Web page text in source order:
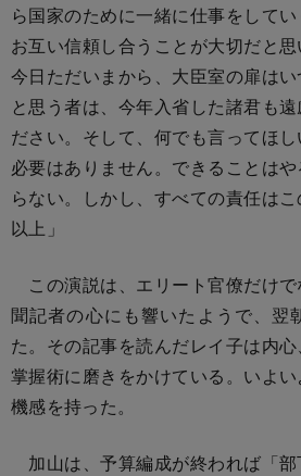
ら国家のために一緒に仕事をしてい
お互い信頼し合うことが大切だと思
今日ただいまから、大臣室の扉は
と思う者は、今年入省した諸君も
ださい。そして、何でも言ってほ
必要はありません。できることは
らない。しかし、すべての責任はこ
以上」
この演説は、エリート官僚だけ
聞記者の心にも響いたようで、翌
た。その記事を読んだレイ子は内
掌握術に磨きをかけている。いよ
機感を持った。
加山は、予算編成が終われば「